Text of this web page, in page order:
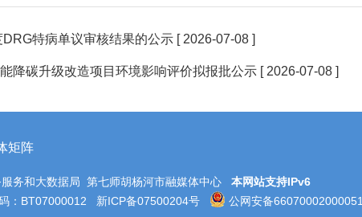
特病单议审核结果的公示 [ 2026-07-08 ]
降碳升级改造项目环境影响评价拟报批公示 [ 2026-07-08 ]
矩阵
务和大数据局 第七师胡杨河市融媒体中心 本网站支持IPv6
：BT07000012 新ICP备07500204号 公网安备66070002000051